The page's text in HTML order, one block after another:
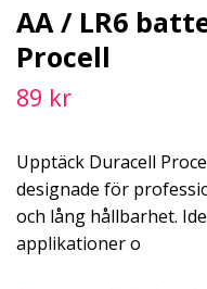
AA / LR6
Procell
89 kr
Upptäck Duracell
designade för
och lång hållbarhet.
applikationer o